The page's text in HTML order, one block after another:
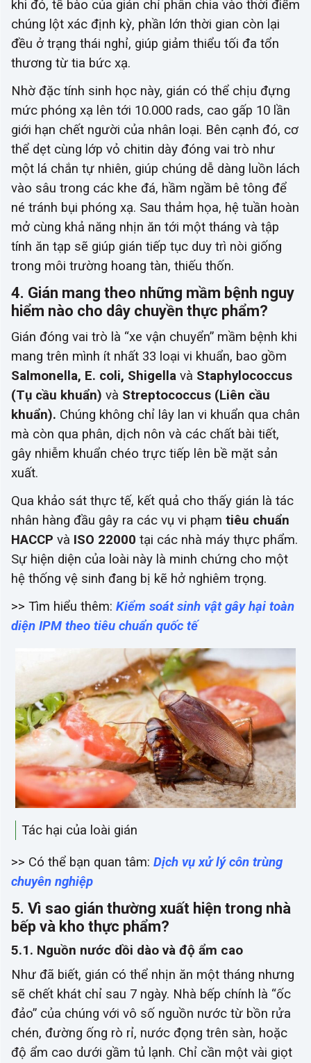
khi đó, tế bào của gián chỉ phân chia vào thời điểm
chúng lột xác định kỳ, phần lớn thời gian còn lại
đều ở trạng thái nghỉ, giúp giảm thiểu tối đa tổn
thương từ tia bức xạ.
Nhờ đặc tính sinh học này, gián có thể chịu đựng
mức phóng xạ lên tới 10.000 rads, cao gấp 10 lần
giới hạn chết người của nhân loại. Bên cạnh đó, cơ
thể dẹt cùng lớp vỏ chitin dày đóng vai trò như
một lá chắn tự nhiên, giúp chúng dễ dàng luồn lách
vào sâu trong các khe đá, hầm ngầm bê tông để
né tránh bụi phóng xạ. Sau thảm họa, hệ tuần hoàn
mở cùng khả năng nhịn ăn tới một tháng và tập
tính ăn tạp sẽ giúp gián tiếp tục duy trì nòi giống
trong môi trường hoang tàn, thiếu thốn.
4. Gián mang theo những mầm bệnh nguy
hiểm nào cho dây chuyền thực phẩm?
Gián đóng vai trò là “xe vận chuyển” mầm bệnh khi
mang trên mình ít nhất 33 loại vi khuẩn, bao gồm
Salmonella, E. coli, Shigella và Staphylococcus
(Tụ cầu khuẩn) và Streptococcus (Liên cầu
khuẩn). Chúng không chỉ lây lan vi khuẩn qua chân
mà còn qua phân, dịch nôn và các chất bài tiết,
gây nhiễm khuẩn chéo trực tiếp lên bề mặt sản
xuất.
Qua khảo sát thực tế, kết quả cho thấy gián là tác
nhân hàng đầu gây ra các vụ vi phạm tiêu chuẩn
HACCP và ISO 22000 tại các nhà máy thực phẩm.
Sự hiện diện của loài này là minh chứng cho một
hệ thống vệ sinh đang bị kẽ hở nghiêm trọng.
>> Tìm hiểu thêm: Kiểm soát sinh vật gây hại toàn
diện IPM theo tiêu chuẩn quốc tế
Tác hại của loài gián
>> Có thể bạn quan tâm: Dịch vụ xử lý côn trùng
chuyên nghiệp
5. Vì sao gián thường xuất hiện trong nhà
bếp và kho thực phẩm?
5.1. Nguồn nước dồi dào và độ ẩm cao
Như đã biết, gián có thể nhịn ăn một tháng nhưng
sẽ chết khát chỉ sau 7 ngày. Nhà bếp chính là “ốc
đảo” của chúng với vô số nguồn nước từ bồn rửa
chén, đường ống rò rỉ, nước đọng trên sàn, hoặc
độ ẩm cao dưới gầm tủ lạnh. Chỉ cần một vài giọt